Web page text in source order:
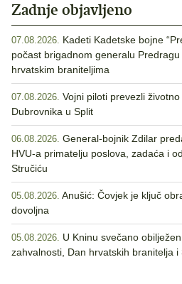
Zadnje objavljeno
07.08.2026. Kadeti Kadetske bojne
počast brigadnom generalu
hrvatskim braniteljima
07.08.2026. Vojni piloti prevezli
Dubrovnika u Split
06.08.2026. General-bojnik Zdilar
HVU-a primatelju poslova, zadaća i
Stručiću
05.08.2026. Anušić: Čovjek je ključ
dovoljna
05.08.2026. U Kninu svečano
zahvalnosti, Dan hrvatskih branitelja